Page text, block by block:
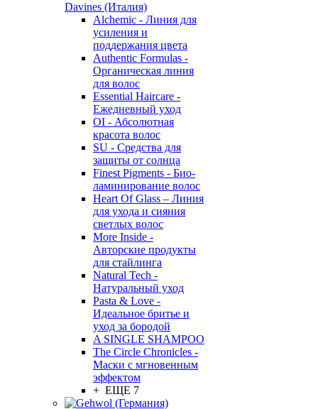
Davines (Италия)
Alchemic - Линия для
усиления и
поддержания цвета
Authentic Formulas -
Органическая линия
для волос
Essential Haircare -
Eжедневный уход
OI - Абсолютная
красота волос
SU - Средства для
защиты от солнца
Finest Pigments - Био-
ламинирование волос
Heart Of Glass – Линия
для ухода и сияния
светлых волос
More Inside -
Авторские продукты
для стайлинга
Natural Tech -
Натуральный уход
Pasta & Love -
Идеальное бритье и
уход за бородой
A SINGLE SHAMPOO
The Circle Chronicles -
Маски с мгновенным
эффектом
+ ЕЩЕ 7